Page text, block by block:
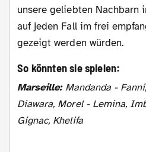
unsere geliebten Nachbarn
auf jeden Fall im frei
gezeigt werden würden.
So könnten sie spielen:
Marseille: Mandanda -
Diawara, Morel - Lemina,
Gignac, Khelifa